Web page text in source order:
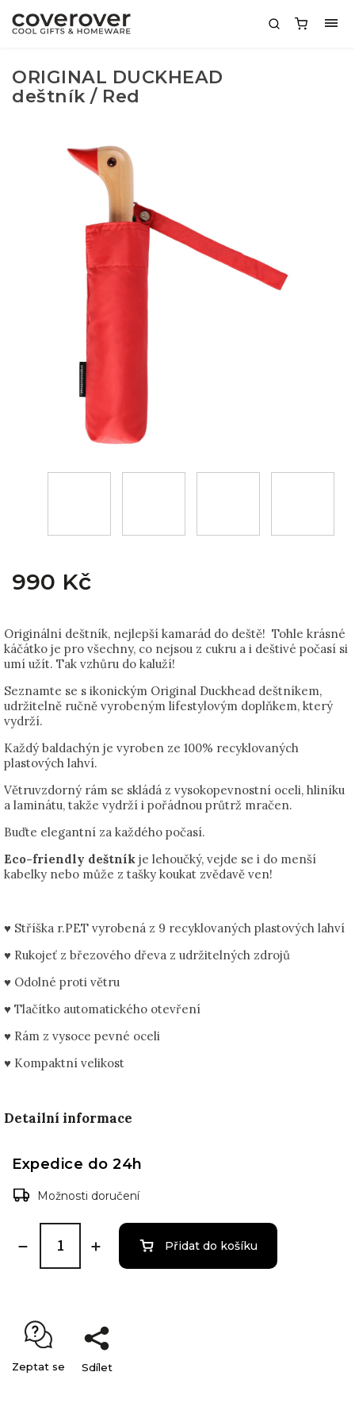
ORIGINAL DUCKHEAD
deštník / Red
990 Kč
Originální deštník, nejlepší kamarád do deště! Tohle krásné
káčátko je pro všechny, co nejsou z cukru a i deštivé počasí si
umí užít. Tak vzhůru do kaluží!
Seznamte se s ikonickým Original Duckhead deštníkem,
udržitelně ručně vyrobeným lifestylovým doplňkem, který
vydrží.
Každý baldachýn je vyroben ze 100% recyklovaných
plastových lahví.
Větruvzdorný rám se skládá z vysokopevnostní oceli, hliníku
a laminátu, takže vydrží i pořádnou průtrž mračen.
Buďte elegantní za každého počasí.
Eco-friendly deštník je lehoučký, vejde se i do menší
kabelky nebo může z tašky koukat zvědavě ven!
♥ Stříška r.PET vyrobená z 9 recyklovaných plastových lahví
♥ Rukojeť z březového dřeva z udržitelných zdrojů
♥ Odolné proti větru
♥ Tlačítko automatického otevření
♥ Rám z vysoce pevné oceli
♥ Kompaktní velikost
Detailní informace
Expedice do 24h
Možnosti doručení
Přidat do košíku
Zeptat se Sdílet